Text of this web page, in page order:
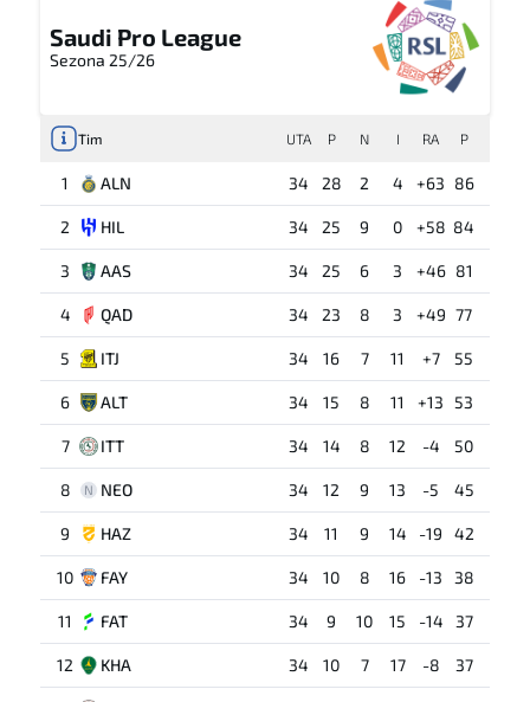
Saudi Pro League
Sezona 25/26
Tim UTA P N I RA P
1 ALN 34 28 2 4 +63 86
2 HIL 34 25 9 0 +58 84
3 AAS 34 25 6 3 +46 81
4 QAD 34 23 8 3 +49 77
5 ITJ 34 16 7 11 +7 55
6 ALT 34 15 8 11 +13 53
7 ITT 34 14 8 12 -4 50
8 N NEO 34 12 9 13 -5 45
9 HAZ 34 11 9 14 -19 42
10 FAY 34 10 8 16 -13 38
11 FAT 34 9 10 15 -14 37
12 KHA 34 10 7 17 -8 37